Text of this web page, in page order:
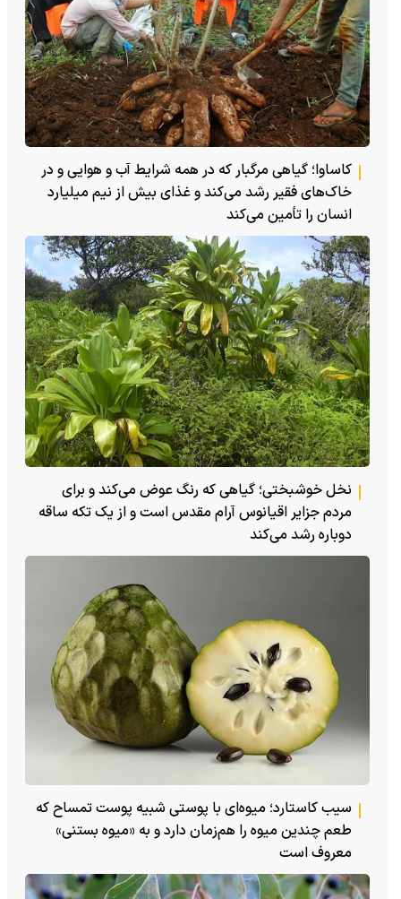
کاساوا؛ گیاهی مرگبار که در همه شرایط آب و هوایی و در
خاک‌های فقیر رشد می‌کند و غذای بیش از نیم میلیارد
انسان را تأمین می‌کند
نخل خوشبختی؛ گیاهی که رنگ عوض می‌کند و برای
مردم جزایر اقیانوس آرام مقدس است و از یک تکه ساقه
دوباره رشد می‌کند
سیب کاستارد؛ میوه‌ای با پوستی شبیه پوست تمساح که
طعم چندین میوه را هم‌زمان دارد و به «میوه بستنی»
معروف است